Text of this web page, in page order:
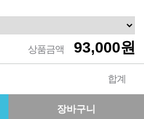
상품금액 93,000원
합계